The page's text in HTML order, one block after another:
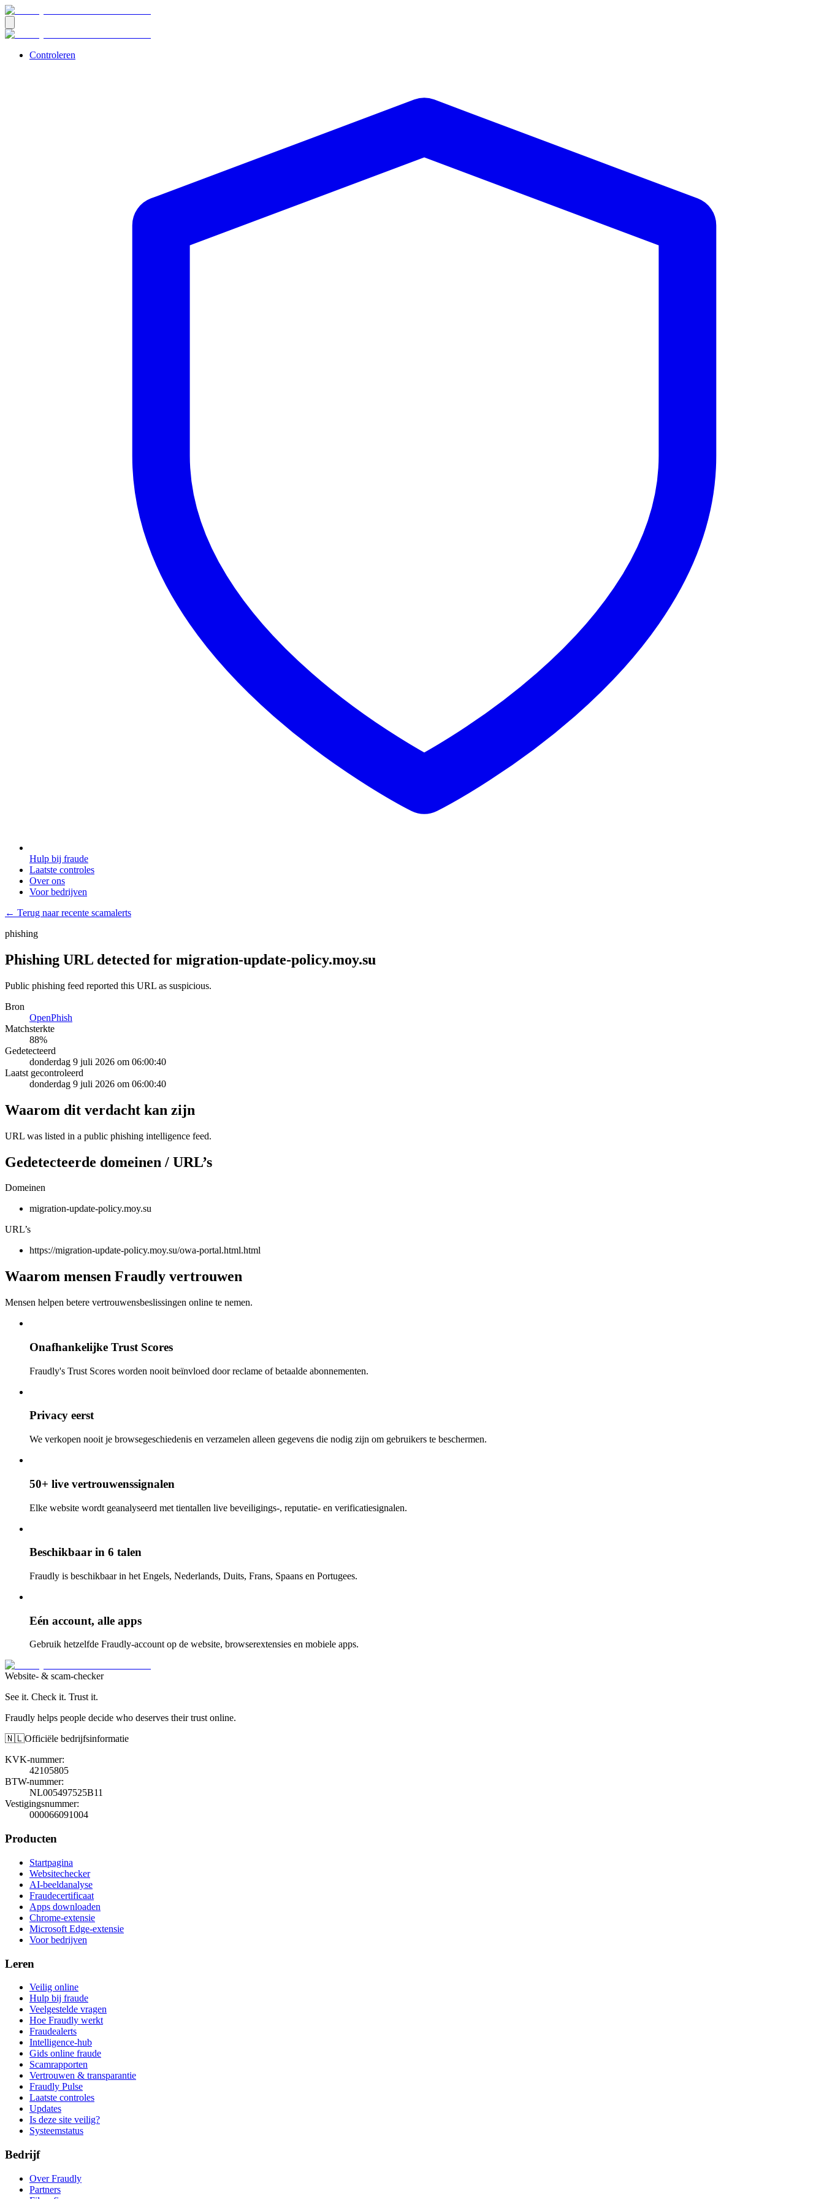
Controleren
Hulp bij fraude
Laatste controles
Over ons
Voor bedrijven
← Terug naar recente scamalerts
phishing
Phishing URL detected for migration-update-policy.moy.su
Public phishing feed reported this URL as suspicious.
Bron
OpenPhish
Matchsterkte
88%
Gedetecteerd
donderdag 9 juli 2026 om 06:00:40
Laatst gecontroleerd
donderdag 9 juli 2026 om 06:00:40
Waarom dit verdacht kan zijn
URL was listed in a public phishing intelligence feed.
Gedetecteerde domeinen / URL’s
Domeinen
migration-update-policy.moy.su
URL’s
https://migration-update-policy.moy.su/owa-portal.html.html
Waarom mensen Fraudly vertrouwen
Mensen helpen betere vertrouwensbeslissingen online te nemen.
Onafhankelijke Trust Scores
Fraudly's Trust Scores worden nooit beïnvloed door reclame of betaalde abonnementen.
Privacy eerst
We verkopen nooit je browsegeschiedenis en verzamelen alleen gegevens die nodig zijn om gebruikers te beschermen.
50+ live vertrouwenssignalen
Elke website wordt geanalyseerd met tientallen live beveiligings-, reputatie- en verificatiesignalen.
Beschikbaar in 6 talen
Fraudly is beschikbaar in het Engels, Nederlands, Duits, Frans, Spaans en Portugees.
Eén account, alle apps
Gebruik hetzelfde Fraudly-account op de website, browserextensies en mobiele apps.
Website- & scam-checker
See it. Check it. Trust it.
Fraudly helps people decide who deserves their trust online.
🇳🇱Officiële bedrijfsinformatie
KVK-nummer:
42105805
BTW-nummer:
NL005497525B11
Vestigingsnummer:
000066091004
Producten
Startpagina
Websitechecker
AI-beeldanalyse
Fraudecertificaat
Apps downloaden
Chrome-extensie
Microsoft Edge-extensie
Voor bedrijven
Leren
Veilig online
Hulp bij fraude
Veelgestelde vragen
Hoe Fraudly werkt
Fraudealerts
Intelligence-hub
Gids online fraude
Scamrapporten
Vertrouwen & transparantie
Fraudly Pulse
Laatste controles
Updates
Is deze site veilig?
Systeemstatus
Bedrijf
Over Fraudly
Partners